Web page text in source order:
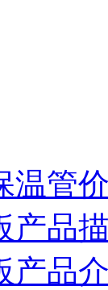
温管
产品
产品